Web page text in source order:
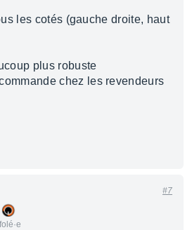
les cotés (gauche droite, haut
plus robuste
chez les revendeurs
#7